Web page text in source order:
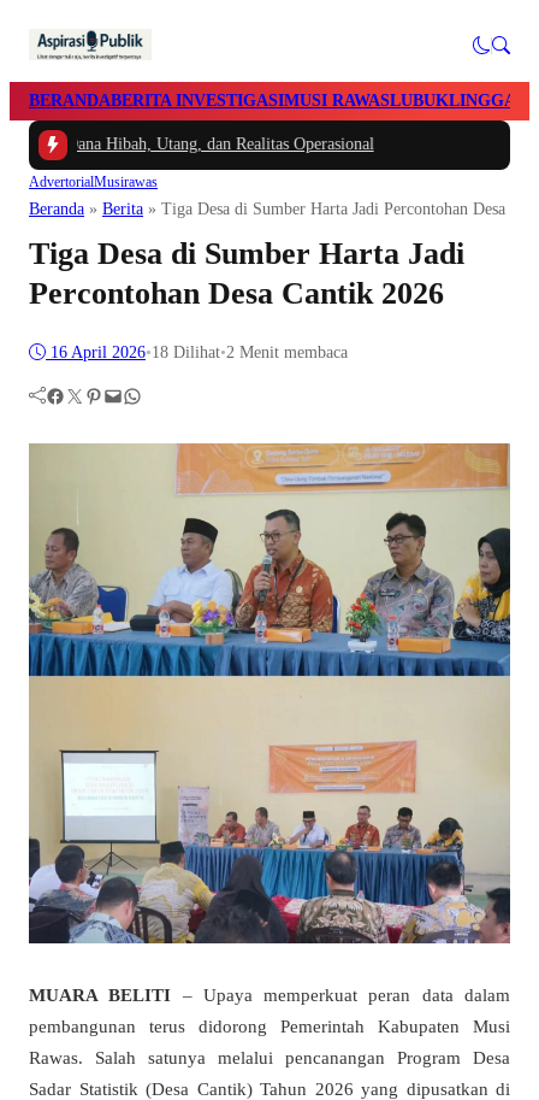
BERANDABERITA INVESTIGASIMUSI RAWASLUBUKLINGGAU
Dana Hibah, Utang, dan Realitas Operasional
AdvertorialMusirawas
Beranda » Berita » Tiga Desa di Sumber Harta Jadi Percontohan Desa
Tiga Desa di Sumber Harta Jadi
Percontohan Desa Cantik 2026
16 April 2026•18 Dilihat•2 Menit membaca
Facebook Twitter Pinterest Mail WhatsApp
MUARA BELITI – Upaya memperkuat peran data dalam
pembangunan terus didorong Pemerintah Kabupaten Musi
Rawas. Salah satunya melalui pencanangan Program Desa
Sadar Statistik (Desa Cantik) Tahun 2026 yang dipusatkan di